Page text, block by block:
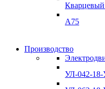
Кварцевый
A75
Склад
Склад
Производство
УЛ-042-